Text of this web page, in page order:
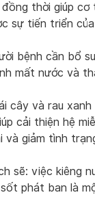
đồng thời giúp
sự tiến triển
bệnh cần bổ
mất nước và
cây và rau
cải thiện hệ
và giảm tình
sẽ: việc kiêng
phát ban là